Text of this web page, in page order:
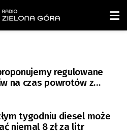
regulowane
na czas powrotów z
tygodniu diesel może
niemal 8 zł za litr